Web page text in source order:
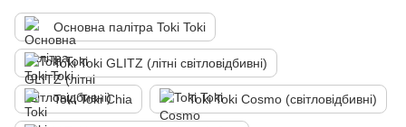
Основна палітра Toki Toki
Toki Toki GLITZ (літні світловідбивні)
Toki Toki Chia Toki Toki Cosmo (світловідбивні)